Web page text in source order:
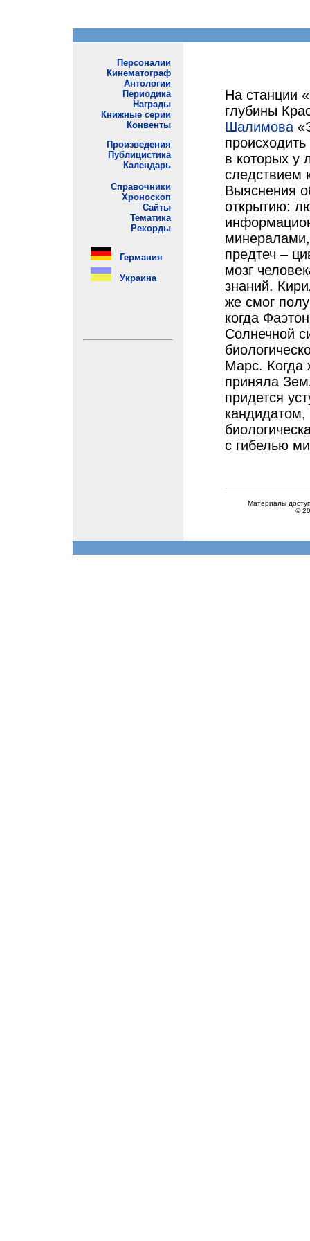
На станции
глубины
Шалимова
в которых у
следствием
Выяснения
открытию:
предтеч –
мозг
знаний.
же смог
когда
Солнечной
Марс. Когда
приняла
придется
с гибелью